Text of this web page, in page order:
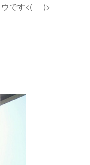
です<(_ _)>